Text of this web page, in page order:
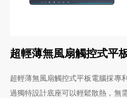
超輕薄無風扇觸控式平
超輕薄無風扇觸控式平板電腦採專
過獨特設計底座可以輕鬆散熱，無